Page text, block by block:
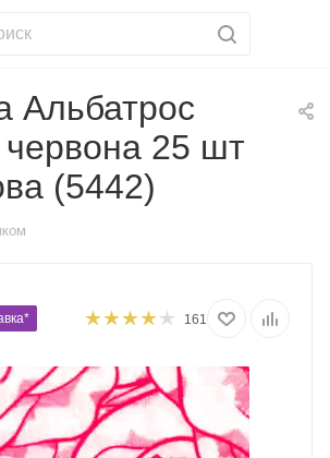
Альбатрос
25 шт
(5442)
161